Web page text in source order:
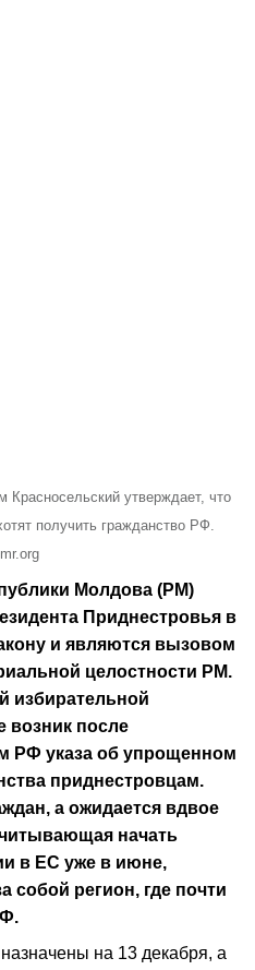
Красносельский утверждает, что
получить гражданство РФ.
Молдова (РМ)
Приднестровья в
и являются вызовом
целостности РМ.
избирательной
возник после
РФ указа об упрощенном
приднестровцам.
а ожидается вдвое
начать
в ЕС уже в июне,
собой регион, где почти
на 13 декабря, а